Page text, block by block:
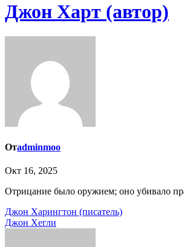
Джон Харт (автор)
Отadminmoo
Окт 16, 2025
Отрицание было оружием; оно убивало
Навигация
по
Джон Харингтон (писатель)
Джон Хегли